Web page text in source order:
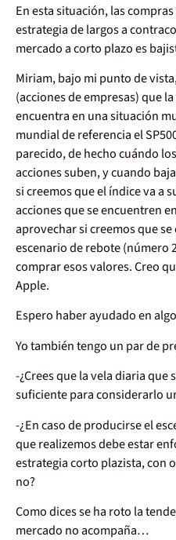
En esta situación, las
estrategia de largos a
mercado a corto plazo es
Miriam, bajo mi punto de
(acciones de empresas) que
encuentra en una situación
mundial de referencia el
parecido, de hecho cuándo
acciones suben, y cuando
si creemos que el índice va a
acciones que se encuentren
aprovechar si creemos que
escenario de rebote (número
comprar esos valores. Creo
Apple.
Espero haber ayudado en
Yo también tengo un par de
-¿Crees que la vela diaria que
suficiente para considerarlo
-¿En caso de producirse el
que realizemos debe estar
estrategia corto plazista, con
no?
Como dices se ha roto la
mercado no acompaña…